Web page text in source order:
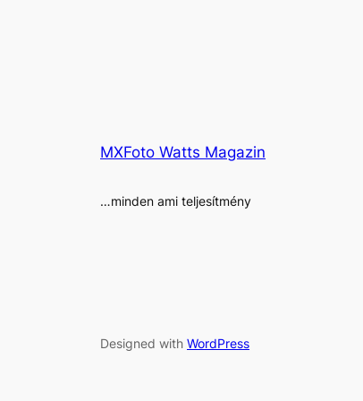
MXFoto Watts Magazin
…minden ami teljesítmény
Designed with WordPress